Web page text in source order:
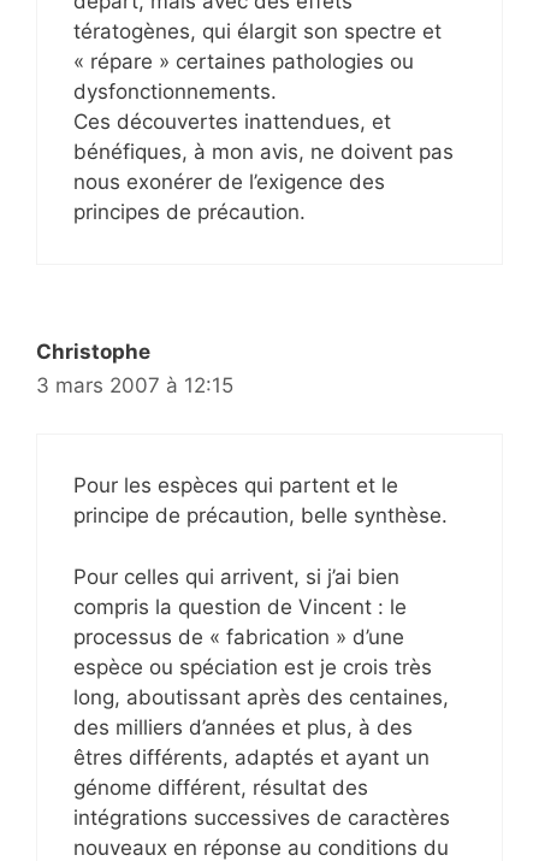
tératogènes, qui élargit son spectre et
« répare » certaines pathologies ou
dysfonctionnements.
Ces découvertes inattendues, et
bénéfiques, à mon avis, ne doivent pas
nous exonérer de l’exigence des
principes de précaution.
Christophe
3 mars 2007 à 12:15
Pour les espèces qui partent et le
principe de précaution, belle synthèse.
Pour celles qui arrivent, si j’ai bien
compris la question de Vincent : le
processus de « fabrication » d’une
espèce ou spéciation est je crois très
long, aboutissant après des centaines,
des milliers d’années et plus, à des
êtres différents, adaptés et ayant un
génome différent, résultat des
intégrations successives de caractères
nouveaux en réponse au conditions du